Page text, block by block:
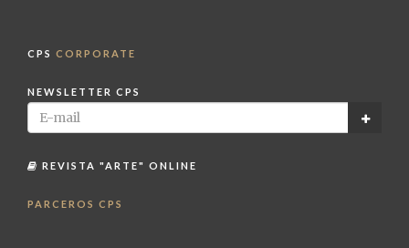
CPS CORPORATE
NEWSLETTER CPS
REVISTA "ARTE" ONLINE
PARCEROS CPS